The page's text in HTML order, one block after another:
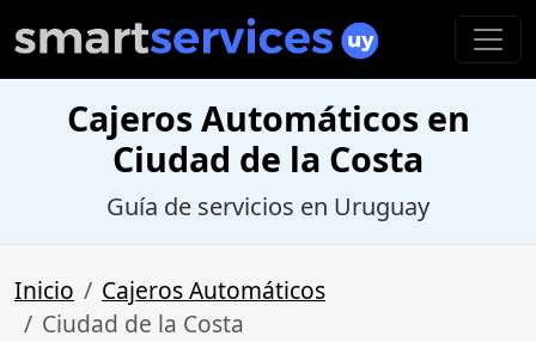
Cajeros Automáticos en
Ciudad de la Costa
Guía de servicios en Uruguay
Inicio
Cajeros Automáticos
Ciudad de la Costa